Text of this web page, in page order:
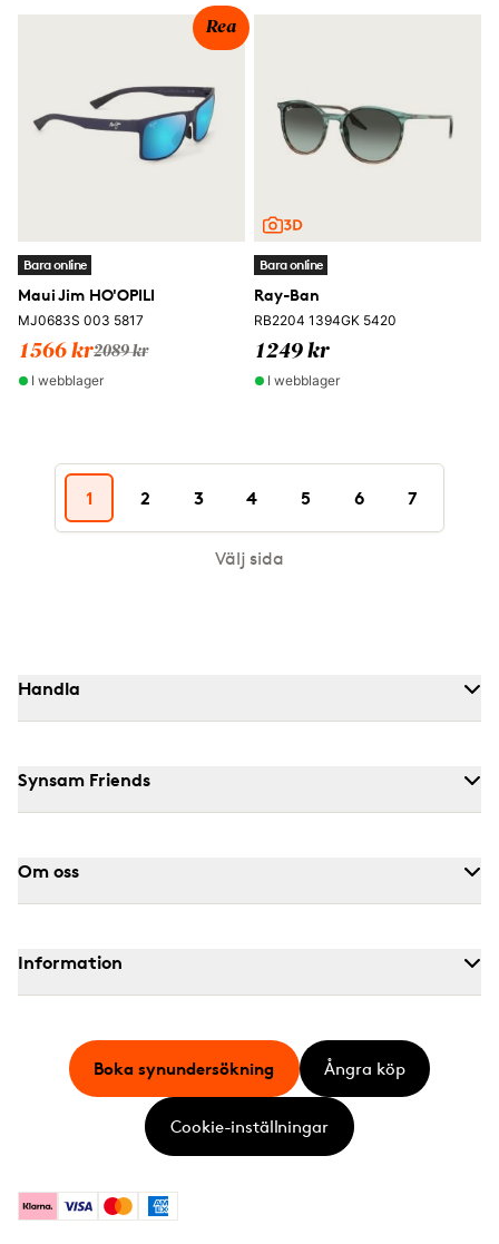
Rea
Bara online
Maui Jim HO'OPILI
MJ0683S 003 5817
1566 kr2089 kr
I webblager
Bara online
Ray-Ban
RB2204 1394GK 5420
1249 kr
I webblager
1 2 3 4 5 6 7
Välj sida
Handla
Synsam Friends
Om oss
Information
KlarnaVisa MastercardAmerican Express
Boka synundersökning Ångra köp
Cookie-inställningar